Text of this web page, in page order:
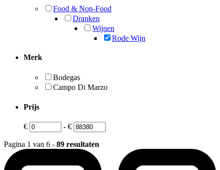
Food & Non-Food
Dranken
Wijnen
Rode Wijn
Merk
Bodegas
Campo Di Marzo
Prijs
€ - €
Pagina 1 van 6 - 89 resultaten